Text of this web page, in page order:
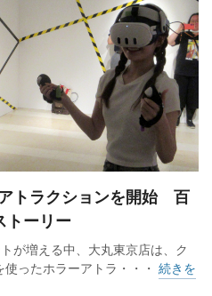
トラクションを開始 百
トーリー
が増える中、大丸東京店は、ク
ったホラーアトラ・・・ 続きを